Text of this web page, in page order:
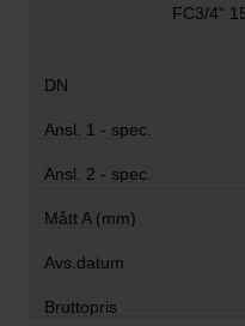
FC3/4"